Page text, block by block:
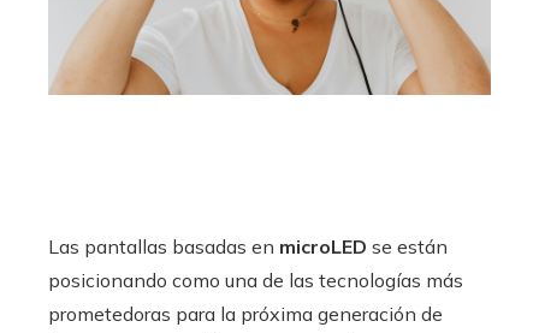
Las pantallas basadas en microLED se están
posicionando como una de las tecnologías más
prometedoras para la próxima generación de